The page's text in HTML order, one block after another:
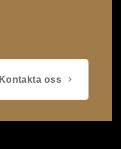
Kontakta oss